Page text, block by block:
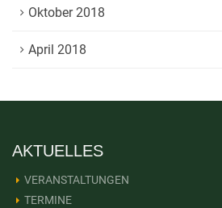
Oktober 2018
April 2018
AKTUELLES
VERANSTALTUNGEN
TERMINE